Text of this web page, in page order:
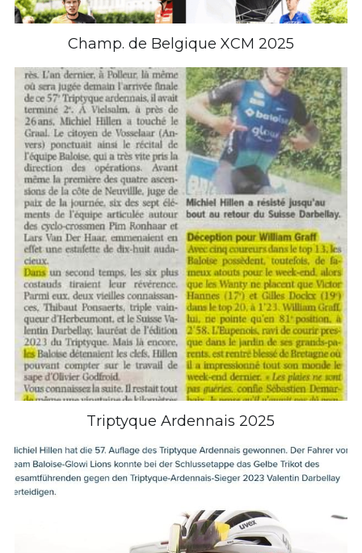
Champ. de Belgique XCM 2025
Triptyque Ardennais 2025